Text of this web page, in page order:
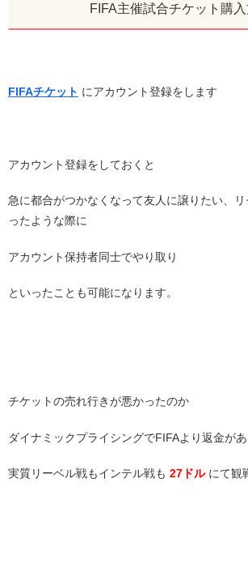
FIFA主催試合チケット購
FIFAチケット にアカウント登録をします
アカウント登録をしておくと
急に都合がつかなくなって友人に譲りたい、
ったような際に
アカウント保持者同士でやり取り
といったことも可能になります。
チケットの売れ行きが悪かったのか
ダイナミックプライシングでFIFAより返金があ
実質リーベル戦もインテル戦も 27ドルにて観